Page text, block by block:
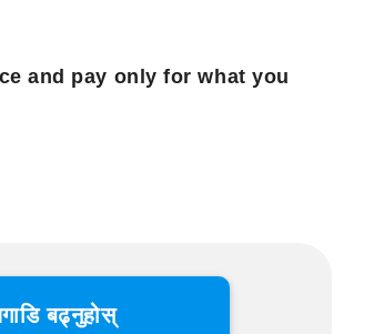
and pay only for what you
बढ्नुहोस्